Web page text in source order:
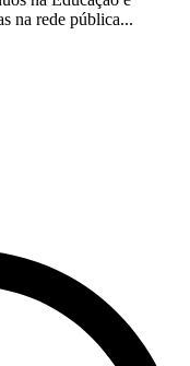
na rede pública...